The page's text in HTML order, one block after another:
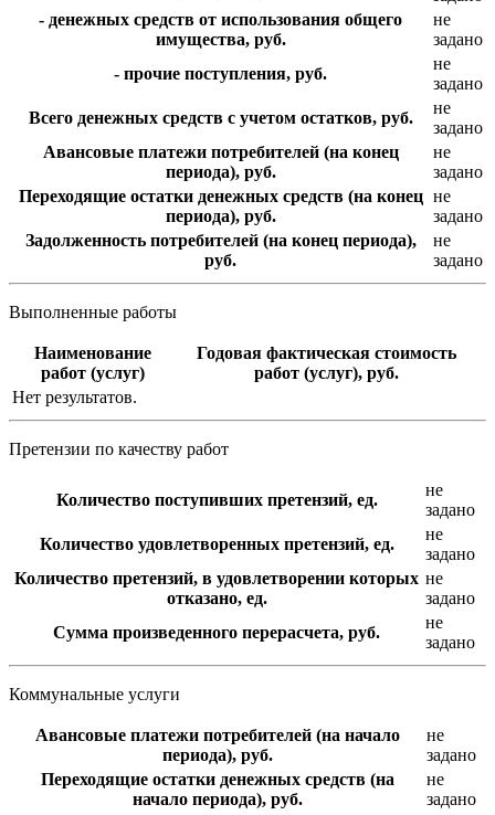
- денежных средств от использования общего
имущества, руб.
не
задано
- прочие поступления, руб.
не
задано
Всего денежных средств с учетом остатков, руб.
не
задано
Авансовые платежи потребителей (на конец
периода), руб.
не
задано
Переходящие остатки денежных средств (на конец
периода), руб.
не
задано
Задолженность потребителей (на конец периода),
руб.
не
задано
Выполненные работы
Наименование
работ (услуг)
Годовая фактическая стоимость
работ (услуг), руб.
Нет результатов.
Претензии по качеству работ
Количество поступивших претензий, ед.
не
задано
Количество удовлетворенных претензий, ед.
не
задано
Количество претензий, в удовлетворении которых
отказано, ед.
не
задано
Сумма произведенного перерасчета, руб.
не
задано
Коммунальные услуги
Авансовые платежи потребителей (на начало
периода), руб.
не
задано
Переходящие остатки денежных средств (на
начало периода), руб.
не
задано